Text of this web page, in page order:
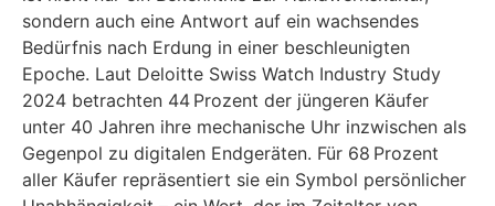
sondern auch eine Antwort auf ein wachsendes
Bedürfnis nach Erdung in einer beschleunigten
Epoche. Laut Deloitte Swiss Watch Industry Study
2024 betrachten 44 Prozent der jüngeren Käufer
unter 40 Jahren ihre mechanische Uhr inzwischen als
Gegenpol zu digitalen Endgeräten. Für 68 Prozent
aller Käufer repräsentiert sie ein Symbol persönlicher